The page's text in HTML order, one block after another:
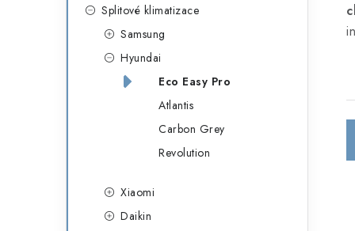
Splitové klimatizace
Samsung
Hyundai
Eco Easy Pro
Atlantis
Carbon Grey
Revolution
Xiaomi
Daikin